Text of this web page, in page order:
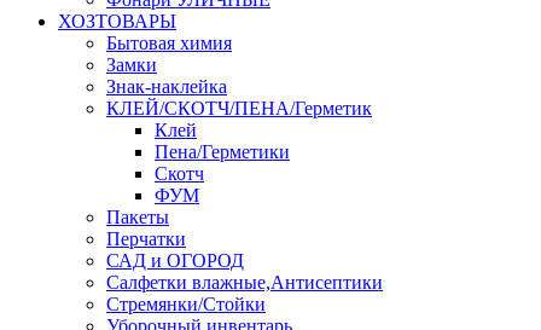
ХОЗТОВАРЫ
Бытовая химия
Замки
Знак-наклейка
КЛЕЙ/СКОТЧ/ПЕНА/Герметик
Клей
Пена/Герметики
Скотч
ФУМ
Пакеты
Перчатки
САД и ОГОРОД
Салфетки влажные,Антисептики
Стремянки/Стойки
Уборочный инвентарь